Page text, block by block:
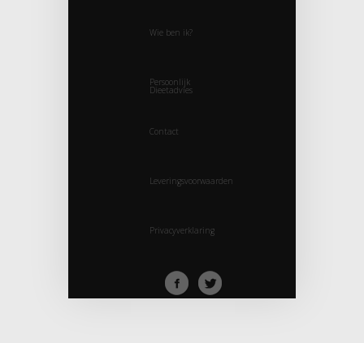
Wie ben ik?
Persoonlijk
Dieetadvies
Contact
Leveringsvoorwaarden
Privacyverklaring